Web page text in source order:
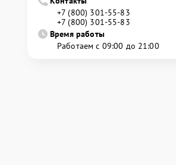
+7 (800) 301-55-83
+7 (800) 301-55-83
Время работы
Работаем с 09:00 до 21:00